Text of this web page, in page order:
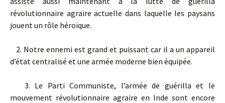
révolutionnaire agraire actuelle dans laquelle les paysans
jouent un rôle héroïque.
2. Notre ennemi est grand et puissant car il a un appareil
d’état centralisé et une armée moderne bien équipée.
3. Le Parti Communiste, l’armée de guérilla et le
mouvement révolutionnaire agraire en Inde sont encore